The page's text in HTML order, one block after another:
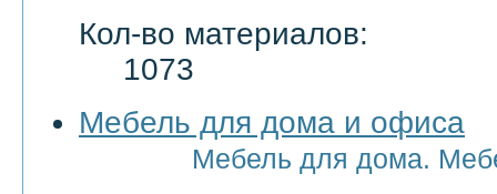
Кол-во материалов:
1073
Мебель для дома и офиса
Мебель для дома.